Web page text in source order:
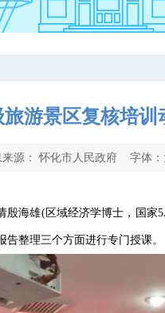
游景区复核培训
源： 怀化市人民政府 字体：
海雄(区域经济学博士，国
整理三个方面进行专门授课。